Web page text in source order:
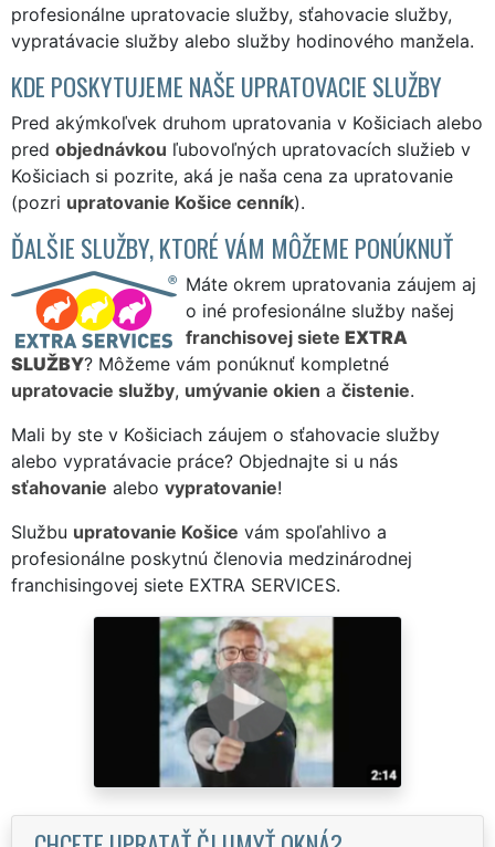
profesionálne upratovacie služby, sťahovacie služby,
vypratávacie služby alebo služby hodinového manžela.
KDE POSKYTUJEME NAŠE UPRATOVACIE SLUŽBY
Pred akýmkoľvek druhom upratovania v Košiciach alebo
pred objednávkou ľubovoľných upratovacích služieb v
Košiciach si pozrite, aká je naša cena za upratovanie
(pozri upratovanie Košice cenník).
ĎALŠIE SLUŽBY, KTORÉ VÁM MÔŽEME PONÚKNUŤ
Máte okrem upratovania záujem aj
o iné profesionálne služby našej
franchisovej siete EXTRA
SLUŽBY? Môžeme vám ponúknuť kompletné
upratovacie služby, umývanie okien a čistenie.
Mali by ste v Košiciach záujem o sťahovacie služby
alebo vypratávacie práce? Objednajte si u nás
sťahovanie alebo vypratovanie!
Službu upratovanie Košice vám spoľahlivo a
profesionálne poskytnú členovia medzinárodnej
franchisingovej siete EXTRA SERVICES.